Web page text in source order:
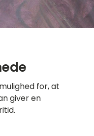
for, at
giver en